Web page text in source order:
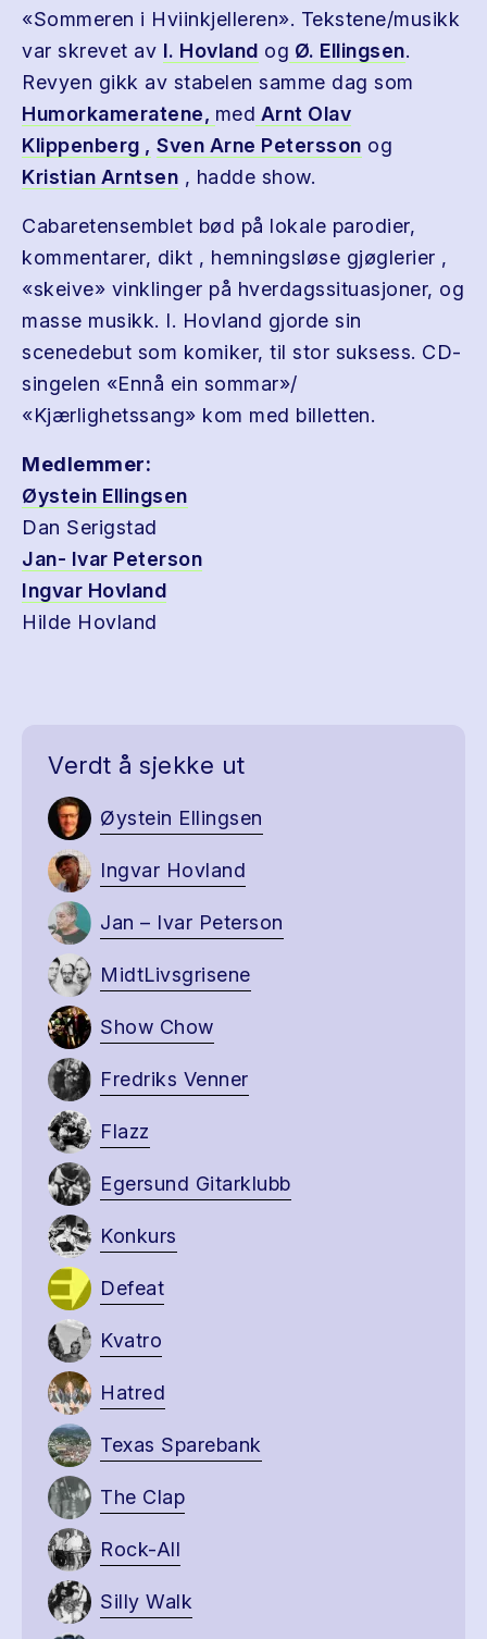
«Sommeren i Hviinkjelleren». Tekstene/musikk
var skrevet av I. Hovland og Ø. Ellingsen.
Revyen gikk av stabelen samme dag som
Humorkameratene, med Arnt Olav
Klippenberg , Sven Arne Petersson og
Kristian Arntsen , hadde show.
Cabaretensemblet bød på lokale parodier,
kommentarer, dikt , hemningsløse gjøglerier ,
«skeive» vinklinger på hverdagssituasjoner, og
masse musikk. I. Hovland gjorde sin
scenedebut som komiker, til stor suksess. CD-
singelen «Ennå ein sommar»/
«Kjærlighetssang» kom med billetten.
Medlemmer:
Øystein Ellingsen
Dan Serigstad
Jan- Ivar Peterson
Ingvar Hovland
Hilde Hovland
Verdt å sjekke ut
Øystein Ellingsen
Ingvar Hovland
Jan – Ivar Peterson
MidtLivsgrisene
Show Chow
Fredriks Venner
Flazz
Egersund Gitarklubb
Konkurs
Defeat
Kvatro
Hatred
Texas Sparebank
The Clap
Rock-All
Silly Walk